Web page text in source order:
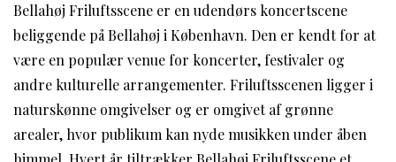
Bellahøj Friluftsscene er en udendørs koncertscene
beliggende på Bellahøj i København. Den er kendt for at
være en populær venue for koncerter, festivaler og
andre kulturelle arrangementer. Friluftsscenen ligger i
naturskønne omgivelser og er omgivet af grønne
arealer, hvor publikum kan nyde musikken under åben